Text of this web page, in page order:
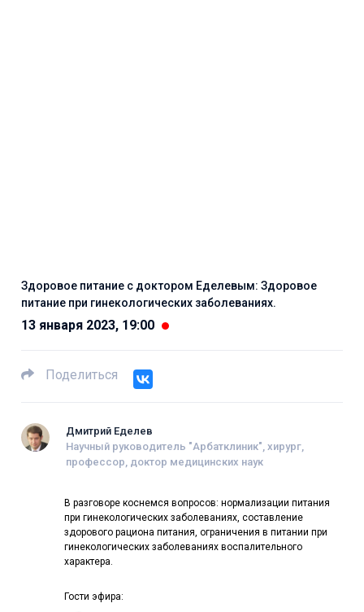
Здоровое питание с доктором Еделевым: Здоровое
питание при гинекологических заболеваниях.
13 января 2023, 19:00
Поделиться
Дмитрий Еделев
Научный руководитель "Арбатклиник", хирург,
профессор, доктор медицинских наук
В разговоре коснемся вопросов: нормализации питания
при гинекологических заболеваниях, составление
здорового рациона питания, ограничения в питании при
гинекологических заболеваниях воспалительного
характера.
Гости эфира: